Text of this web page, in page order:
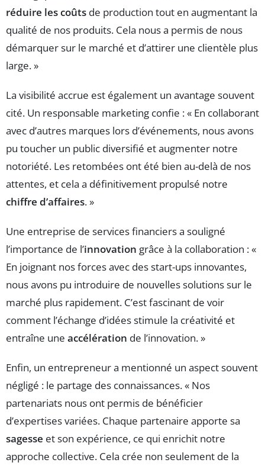
réduire les coûts de production tout en augmentant la
qualité de nos produits. Cela nous a permis de nous
démarquer sur le marché et d’attirer une clientèle plus
large. »
La visibilité accrue est également un avantage souvent
cité. Un responsable marketing confie : « En collaborant
avec d’autres marques lors d’événements, nous avons
pu toucher un public diversifié et augmenter notre
notoriété. Les retombées ont été bien au-delà de nos
attentes, et cela a définitivement propulsé notre
chiffre d’affaires. »
Une entreprise de services financiers a souligné
l’importance de l’innovation grâce à la collaboration : «
En joignant nos forces avec des start-ups innovantes,
nous avons pu introduire de nouvelles solutions sur le
marché plus rapidement. C’est fascinant de voir
comment l’échange d’idées stimule la créativité et
entraîne une accélération de l’innovation. »
Enfin, un entrepreneur a mentionné un aspect souvent
négligé : le partage des connaissances. « Nos
partenariats nous ont permis de bénéficier
d’expertises variées. Chaque partenaire apporte sa
sagesse et son expérience, ce qui enrichit notre
approche collective. Cela crée non seulement de la